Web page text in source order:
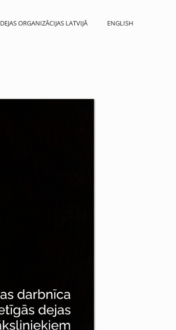
DEJAS ORGANIZĀCIJAS LATVIJĀ ENGLISH